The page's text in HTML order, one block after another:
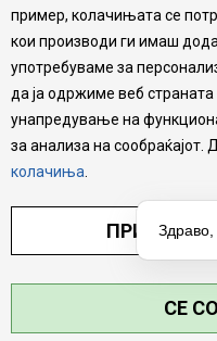
Настојуваме да
производите,
можеме да
комплетни и без
нашата понуда, но не
достапни
пример, колачињата се
кои производи ги имаш
употребуваме за
да ја одржиме веб
унапредување на
за анализа на сообраќајот.
колачиња
СЕ